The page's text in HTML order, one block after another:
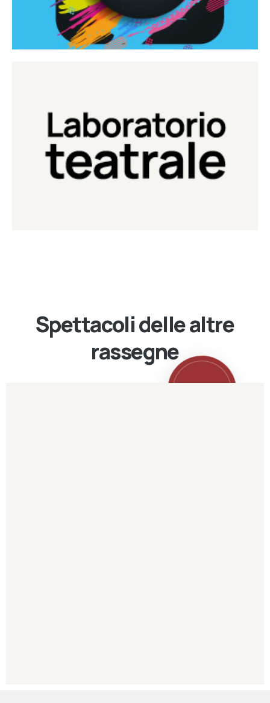
Laboratorio Teatrale
Laboratorio di teatro del Teatro Eduardo de Filippo
Continua
Spettacoli delle altre
rassegne